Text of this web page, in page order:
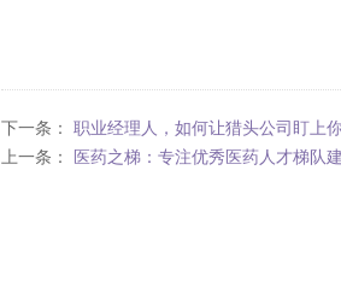
下一条： 职业经理人，如何让猎头公司盯上
上一条：
医药之梯：专注优秀医药人才梯队